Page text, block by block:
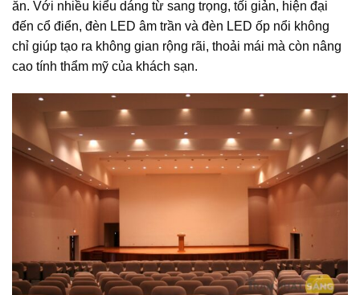
ăn. Với nhiều kiểu dáng từ sang trọng, tối giản, hiện đại
đến cổ điển, đèn LED âm trần và đèn LED ốp nổi không
chỉ giúp tạo ra không gian rộng rãi, thoải mái mà còn nâng
cao tính thẩm mỹ của khách sạn.